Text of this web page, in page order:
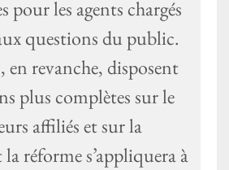
pour les agents chargés
questions du public.
en revanche, disposent
plus complètes sur le
affiliés et sur la
réforme s’appliquera à